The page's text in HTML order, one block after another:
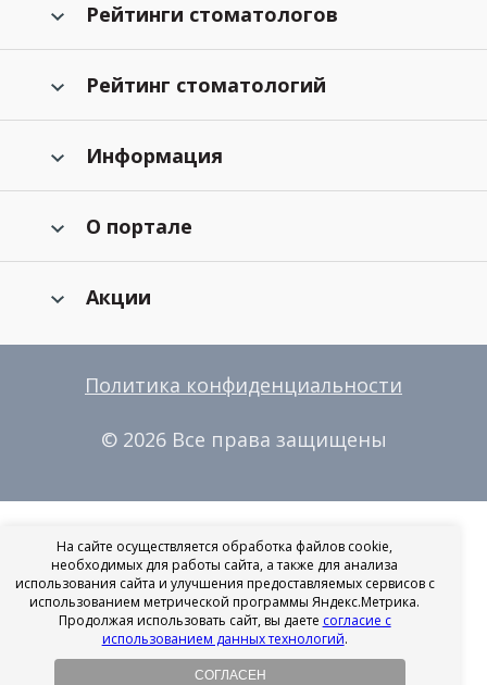
Рейтинги стоматологов
Рейтинг стоматологий
Информация
О портале
Акции
Политика конфиденциальности
© 2026 Все права защищены
На сайте осуществляется обработка файлов cookie,
необходимых для работы сайта, а также для анализа
использования сайта и улучшения предоставляемых сервисов с
использованием метрической программы Яндекс.Метрика.
Продолжая использовать сайт, вы даете согласие с
использованием данных технологий.
СОГЛАСЕН